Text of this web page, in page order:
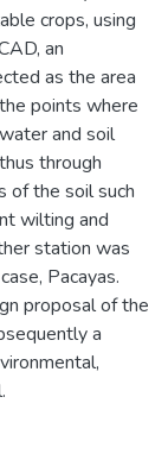
crops, using
an
as the area
points where
and soil
through
of the soil such
wilting and
station was
Pacayas.
proposal of the
a